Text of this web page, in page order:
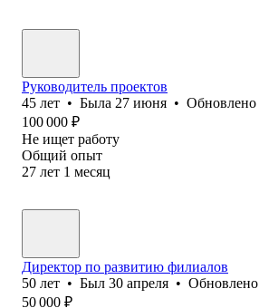
Руководитель проектов
45 лет • Была 27 июня • Обновлено
100 000 ₽
Не ищет работу
Общий опыт
27 лет 1 месяц
Директор по развитию филиалов
50 лет • Был 30 апреля • Обновлено
50 000 ₽